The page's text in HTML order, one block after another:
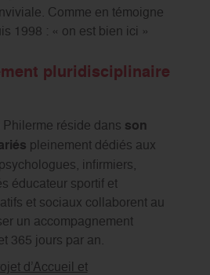
Comme en témoigne
1998 : « on est bien ici »
pluridisciplinaire
réside dans son
pleinement dédiés aux
infirmiers,
éducateur sportif et
et sociaux collaborent au
un accompagnement
365 jours par an.
d’Accueil et